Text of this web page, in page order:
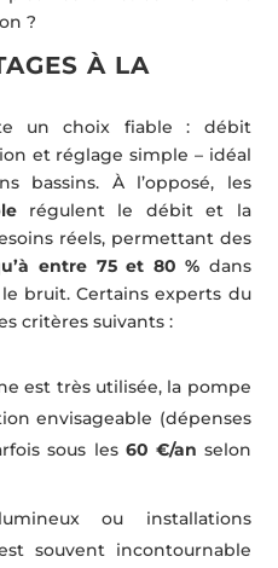
?
À LA
un choix fiable : débit
et réglage simple – idéal
bassins. À l’opposé, les
régulent le débit et la
réels, permettant des
entre 75 et 80 % dans
bruit. Certains experts du
critères suivants :
est très utilisée, la pompe
envisageable (dépenses
sous les 60 €/an selon
ou installations
souvent incontournable